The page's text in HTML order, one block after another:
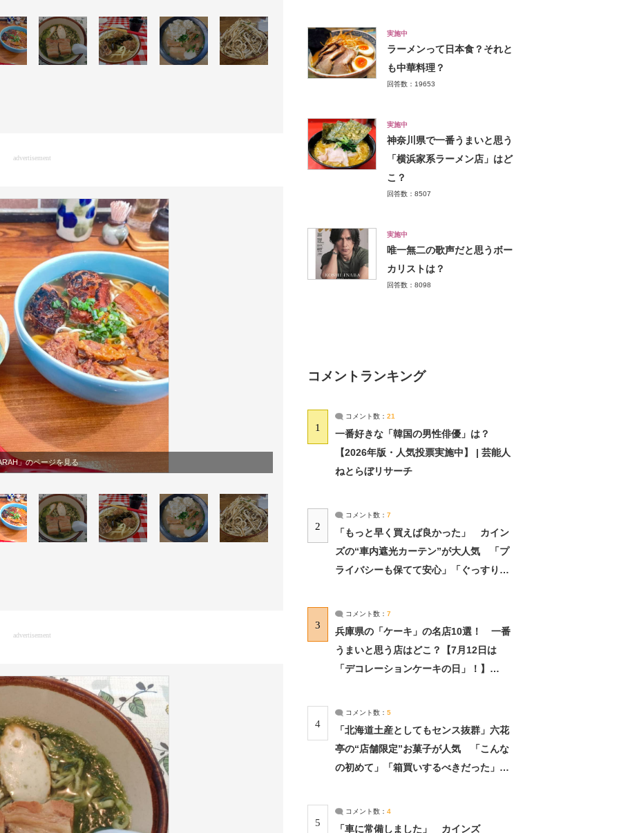
advertisement
」のページを見る
advertisement
実施中
ラーメンって日本食？それと
も中華料理？
回答数：19653
実施中
神奈川県で一番うまいと思う
「横浜家系ラーメン店」はど
こ？
回答数：8507
実施中
唯一無二の歌声だと思うボー
カリストは？
回答数：8098
コメントランキング
1
コメント数： 21
一番好きな「韓国の男性俳優」は？
【2026年版・人気投票実施中】 | 芸能人
ねとらぼリサーチ
2
コメント数： 7
「もっと早く買えば良かった」 カイン
ズの“車内遮光カーテン”が大人気 「プ
ライバシーも保てて安心」「ぐっすり眠
3
コメント数： 7
兵庫県の「ケーキ」の名店10選！ 一番
うまいと思う店はどこ？【7月12日は
「デコレーションケーキの日」！】
4
コメント数： 5
「北海道土産としてもセンス抜群」六花
亭の“店舗限定”お菓子が人気 「こんな
の初めて」「箱買いするべきだった」
5
コメント数： 4
「車に常備しました」 カインズ